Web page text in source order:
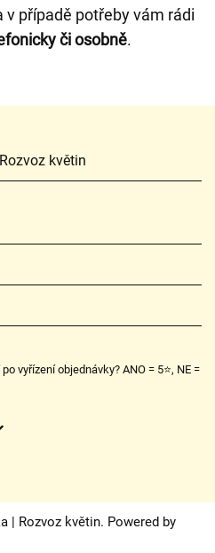
v případě potřeby vám rádi
či osobně.
květin
vyřízení objednávky? ANO = 5⭐, NE =
| Rozvoz květin. Powered by